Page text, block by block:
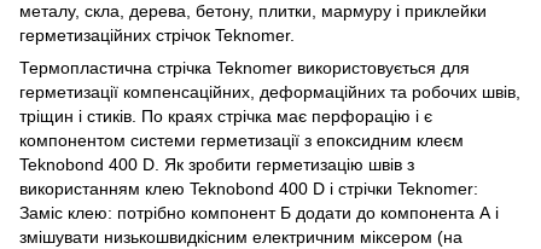
металу, скла, дерева, бетону, плитки, мармуру і приклейки
герметизаційних стрічок Teknomer.
Термопластична стрічка Teknomer використовується для
герметизації компенсаційних, деформаційних та робочих швів,
тріщин і стиків. По краях стрічка має перфорацію і є
компонентом системи герметизації з епоксидним клеєм
Teknobond 400 D. Як зробити герметизацію швів з
використанням клею Teknobond 400 D і стрічки Teknomer:
Заміс клею: потрібно компонент Б додати до компонента А і
змішувати низькошвидкісним електричним міксером (на